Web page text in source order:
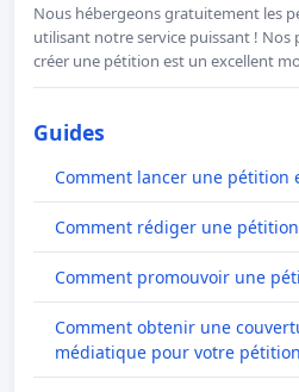
Nous hébergeons gratuitement les
utilisant notre service puissant !
créer une pétition est un excellent
Guides
Comment lancer une pétition
Comment rédiger une
Comment promouvoir une
Comment obtenir une
médiatique pour votre pétition